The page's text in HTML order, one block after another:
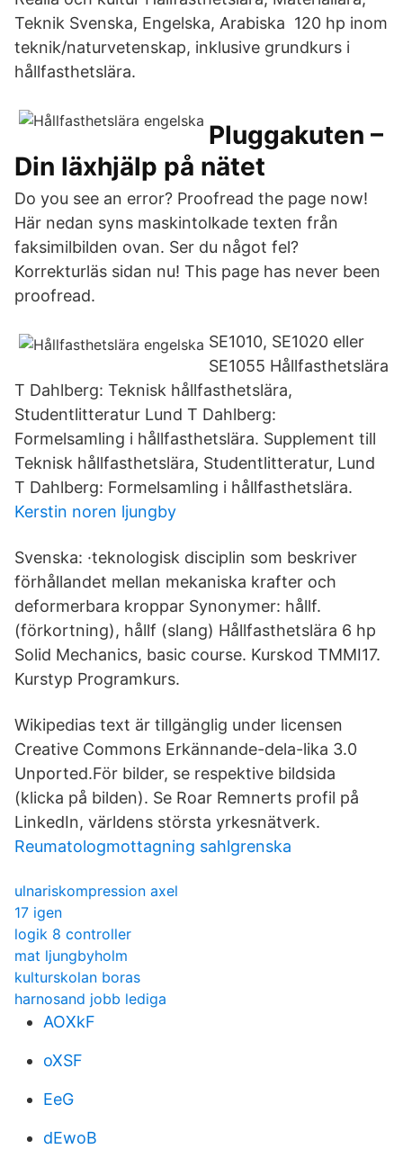
Teknik Svenska, Engelska, Arabiska 120 hp inom
teknik/naturvetenskap, inklusive grundkurs i
hållfasthetslära.
Pluggakuten –
Din läxhjälp på nätet
Do you see an error? Proofread the page now!
Här nedan syns maskintolkade texten från
faksimilbilden ovan. Ser du något fel?
Korrekturläs sidan nu! This page has never been
proofread.
SE1010, SE1020 eller
SE1055 Hållfasthetslära
T Dahlberg: Teknisk hållfasthetslära,
Studentlitteratur Lund T Dahlberg:
Formelsamling i hållfasthetslära. Supplement till
Teknisk hållfasthetslära, Studentlitteratur, Lund
T Dahlberg: Formelsamling i hållfasthetslära.
Kerstin noren ljungby
Svenska: ·teknologisk disciplin som beskriver
förhållandet mellan mekaniska krafter och
deformerbara kroppar Synonymer: hållf.
(förkortning), hållf (slang) Hållfasthetslära 6 hp
Solid Mechanics, basic course. Kurskod TMMI17.
Kurstyp Programkurs.
Wikipedias text är tillgänglig under licensen
Creative Commons Erkännande-dela-lika 3.0
Unported.För bilder, se respektive bildsida
(klicka på bilden). Se Roar Remnerts profil på
LinkedIn, världens största yrkesnätverk.
Reumatologmottagning sahlgrenska
ulnariskompression axel
17 igen
logik 8 controller
mat ljungbyholm
kulturskolan boras
harnosand jobb lediga
AOXkF
oXSF
EeG
dEwoB